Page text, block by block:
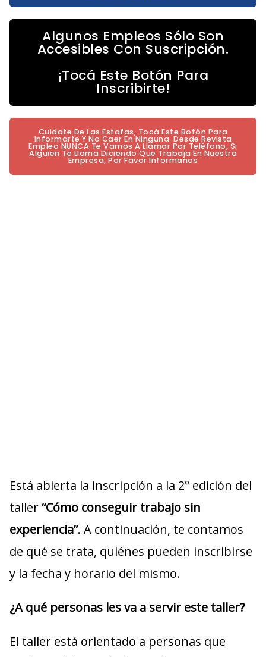
Algunos Empleos Sólo Son
Accesibles Con Suscripción.
¡Tocá Este Botón Para
Inscribirte!
Cuidate De Las Estafas, Tocá Este Botón Para
Informarte Y No Caer En Ninguna. Desde Revista
Empleo NUNCA Te Vamos A Llamar Por Teléfono, Si
Alguien Te Llama Diciendo Que Trabaja En Nuestra
Empresa, Por Favor Informanos
Está abierta la inscripción a la 2° edición del
taller“Cómo conseguir trabajo sin
experiencia”. A continuación, te contamos
de qué se trata, quiénes pueden inscribirse
y la fecha y horario del mismo.
¿A qué personas les va a servir este taller?
El taller está orientado a personas que